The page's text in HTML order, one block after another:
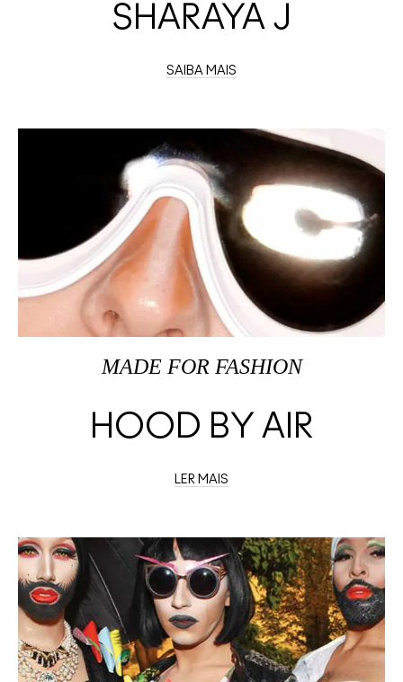
SHARAYA J
SAIBA MAIS
MADE FOR FASHION
HOOD BY AIR
LER MAIS